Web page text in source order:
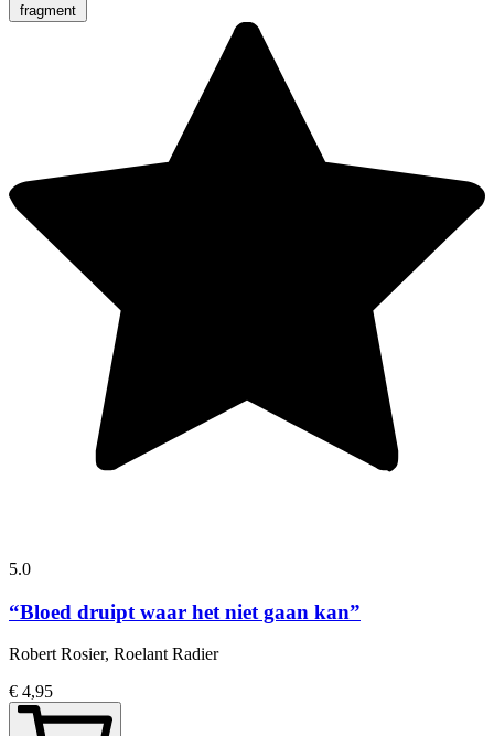
fragment
5.0
“Bloed druipt waar het niet gaan kan”
Robert Rosier, Roelant Radier
€ 4,95